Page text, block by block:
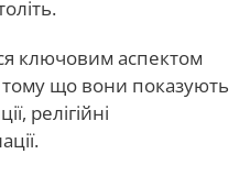
ключовим аспектом
що вони показують
релігійні